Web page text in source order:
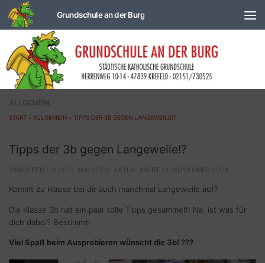
Zum Inhalt springen
ALLGEMEIN
START » ALLGEMEIN » TIPPS DER 3B GEGEN LANGEWEILE!?
Tipps der 3b gegen Langeweile!?
VERÖFFENTLICHT 3. MAI 2020 · AKTUALISIERT 21. NOVEMBER 2023
Kommt zu Hause bei dir auch manchmal Langeweile auf?
Die Klasse 3b hat ein paar tolle Tipps gesammelt! Na, ist was für
dich dabei? Bestimmt!
Viel Spaß beim Ausprobieren wünscht die 3b! ???